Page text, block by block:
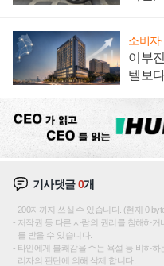
소비자
이부
텔보
기사댓글0개
200자까지 쓰실 수 있습니다. (현재 0
저작권 등 다른 사람의 권리를 침해하
를 받을 수 있습니다.
타인에게 불쾌감을 주는 욕설 등 비하
리자의 판단에 의해 삭제 합니다.